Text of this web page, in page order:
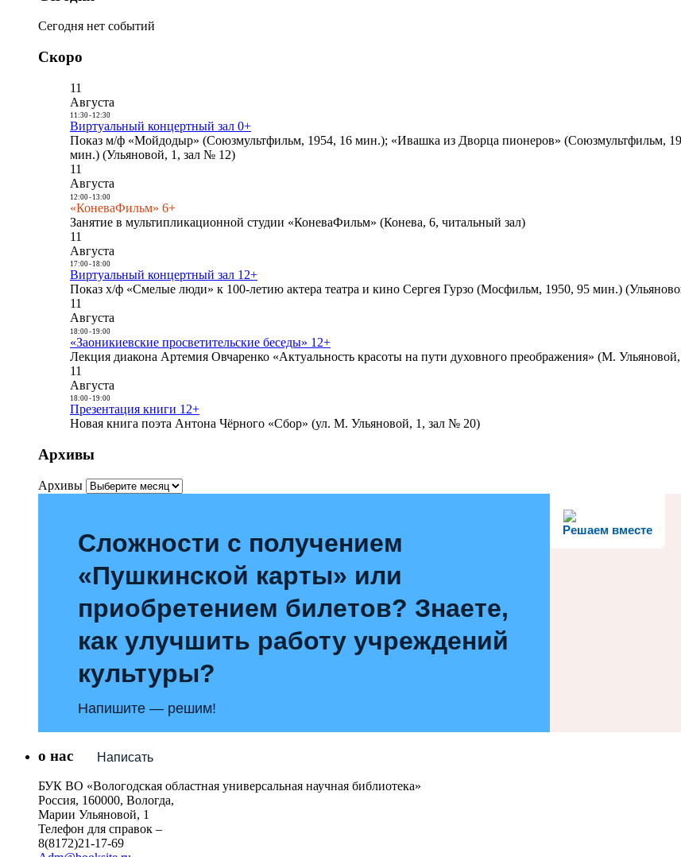
Сегодня нет событий
Скоро
11
Августа
11:30- 12:30
Виртуальный концертный зал 0+
Показ м/ф «Мойдодыр» (Союзмультфильм, 1954, 16 мин.); «Ивашка из Дворца пионеров» (Союзмультфильм,
мин.) (Ульяновой, 1, зал № 12)
11
Августа
12:00- 13:00
«КоневаФильм» 6+
Занятие в мультипликационной студии «КоневаФильм» (Конева, 6, читальный зал)
11
Августа
17:00- 18:00
Виртуальный концертный зал 12+
Показ х/ф «Смелые люди» к 100-летию актера театра и кино Сергея Гурзо (Мосфильм, 1950, 95 мин.)
11
Августа
18:00- 19:00
«Заоникиевские просветительские беседы» 12+
Лекция диакона Артемия Овчаренко «Актуальность красоты на пути духовного преображения» (М.
11
Августа
18:00- 19:00
Презентация книги 12+
Новая книга поэта Антона Чёрного «Сбор» (ул. М. Ульяновой, 1, зал № 20)
Архивы
Архивы
Решаем вместе
Сложности с получением
«Пушкинской карты» или
приобретением билетов? Знаете,
как улучшить работу учреждений
культуры?
Напишите — решим!
Написать
о нас
БУК ВО «Вологодская областная универсальная научная библиотека»
Россия, 160000, Вологда,
Марии Ульяновой, 1
Телефон для справок –
8(8172)21-17-69